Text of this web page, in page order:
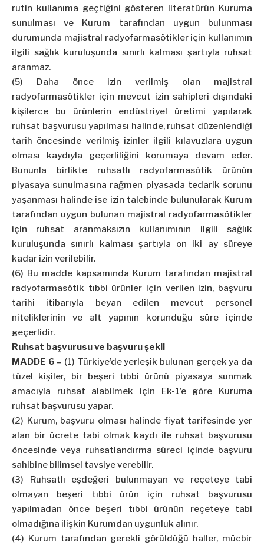
rutin kullanıma geçtiğini gösteren literatürün Kuruma
sunulması ve Kurum tarafından uygun bulunması
durumunda majistral radyofarmasötikler için kullanımın
ilgili sağlık kuruluşunda sınırlı kalması şartıyla ruhsat
aranmaz.
(5) Daha önce izin verilmiş olan majistral
radyofarmasötikler için mevcut izin sahipleri dışındaki
kişilerce bu ürünlerin endüstriyel üretimi yapılarak
ruhsat başvurusu yapılması halinde, ruhsat düzenlendiği
tarih öncesinde verilmiş izinler ilgili kılavuzlara uygun
olması kaydıyla geçerliliğini korumaya devam eder.
Bununla birlikte ruhsatlı radyofarmasötik ürünün
piyasaya sunulmasına rağmen piyasada tedarik sorunu
yaşanması halinde ise izin talebinde bulunularak Kurum
tarafından uygun bulunan majistral radyofarmasötikler
için ruhsat aranmaksızın kullanımının ilgili sağlık
kuruluşunda sınırlı kalması şartıyla on iki ay süreye
kadar izin verilebilir.
(6) Bu madde kapsamında Kurum tarafından majistral
radyofarmasötik tıbbi ürünler için verilen izin, başvuru
tarihi itibarıyla beyan edilen mevcut personel
niteliklerinin ve alt yapının korunduğu süre içinde
geçerlidir.
Ruhsat başvurusu ve başvuru şekli
MADDE 6 – (1) Türkiye’de yerleşik bulunan gerçek ya da
tüzel kişiler, bir beşeri tıbbi ürünü piyasaya sunmak
amacıyla ruhsat alabilmek için Ek-1’e göre Kuruma
ruhsat başvurusu yapar.
(2) Kurum, başvuru olması halinde fiyat tarifesinde yer
alan bir ücrete tabi olmak kaydı ile ruhsat başvurusu
öncesinde veya ruhsatlandırma süreci içinde başvuru
sahibine bilimsel tavsiye verebilir.
(3) Ruhsatlı eşdeğeri bulunmayan ve reçeteye tabi
olmayan beşeri tıbbi ürün için ruhsat başvurusu
yapılmadan önce beşeri tıbbi ürünün reçeteye tabi
olmadığına ilişkin Kurumdan uygunluk alınır.
(4) Kurum tarafından gerekli görüldüğü haller, mücbir